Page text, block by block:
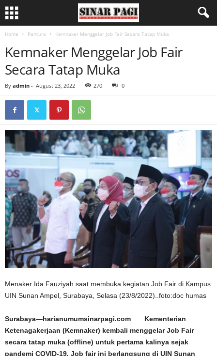
Home Pantura Kemnaker Menggelar Job Fair Secara Tatap Muka
Kemnaker Menggelar Job Fair
Secara Tatap Muka
By admin - August 23, 2022 270 0
Menaker Ida Fauziyah saat membuka kegiatan Job Fair di Kampus
UIN Sunan Ampel, Surabaya, Selasa (23/8/2022)..foto:doc humas
Surabaya—harianumumsinarpagi.com Kementerian
Ketenagakerjaan (Kemnaker) kembali menggelar Job Fair
secara tatap muka (offline) untuk pertama kalinya sejak
pandemi COVID-19. Job fair ini berlangsung di UIN Sunan